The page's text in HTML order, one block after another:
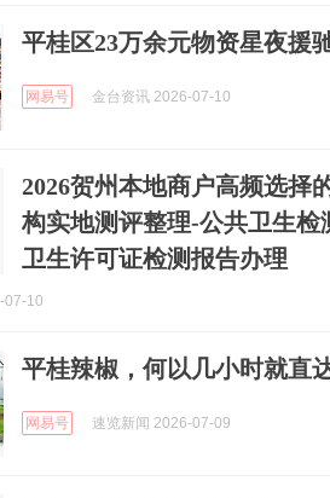
平桂区23万余元物资星夜援
网易号 金台资讯 2026-07-10
2026贺州本地商户高频选择
构实地测评整理-公共卫生检
卫生许可证检测报告办理
07-10
平桂辣椒，何以几小时就直
网易号 速览新闻 2026-07-09